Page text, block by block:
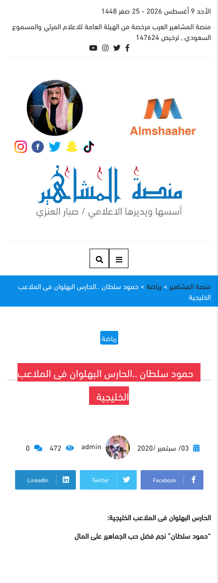
اﻷحد 9 أغسطس 2026
- 25 صفر 1448
منصة المشاهير العرب مرخصة من الهيئة العامة للاعلام المرئي والمسموع
السعودي , ترخيص 147624
منصة المشاهير > رياضة> حمود سلطان ..الحارس البهلوان فى الملاعب
الخليجية
رياضة
حمود سلطان ..الحارس البهلوان فى الملاعب
الخليجية
Facebook
Twitter
LinkedIn
الحارس البهلوان فى الملاعب الخليجية:
“حمود سلطان” نجم فضل حب الجماهير على المال